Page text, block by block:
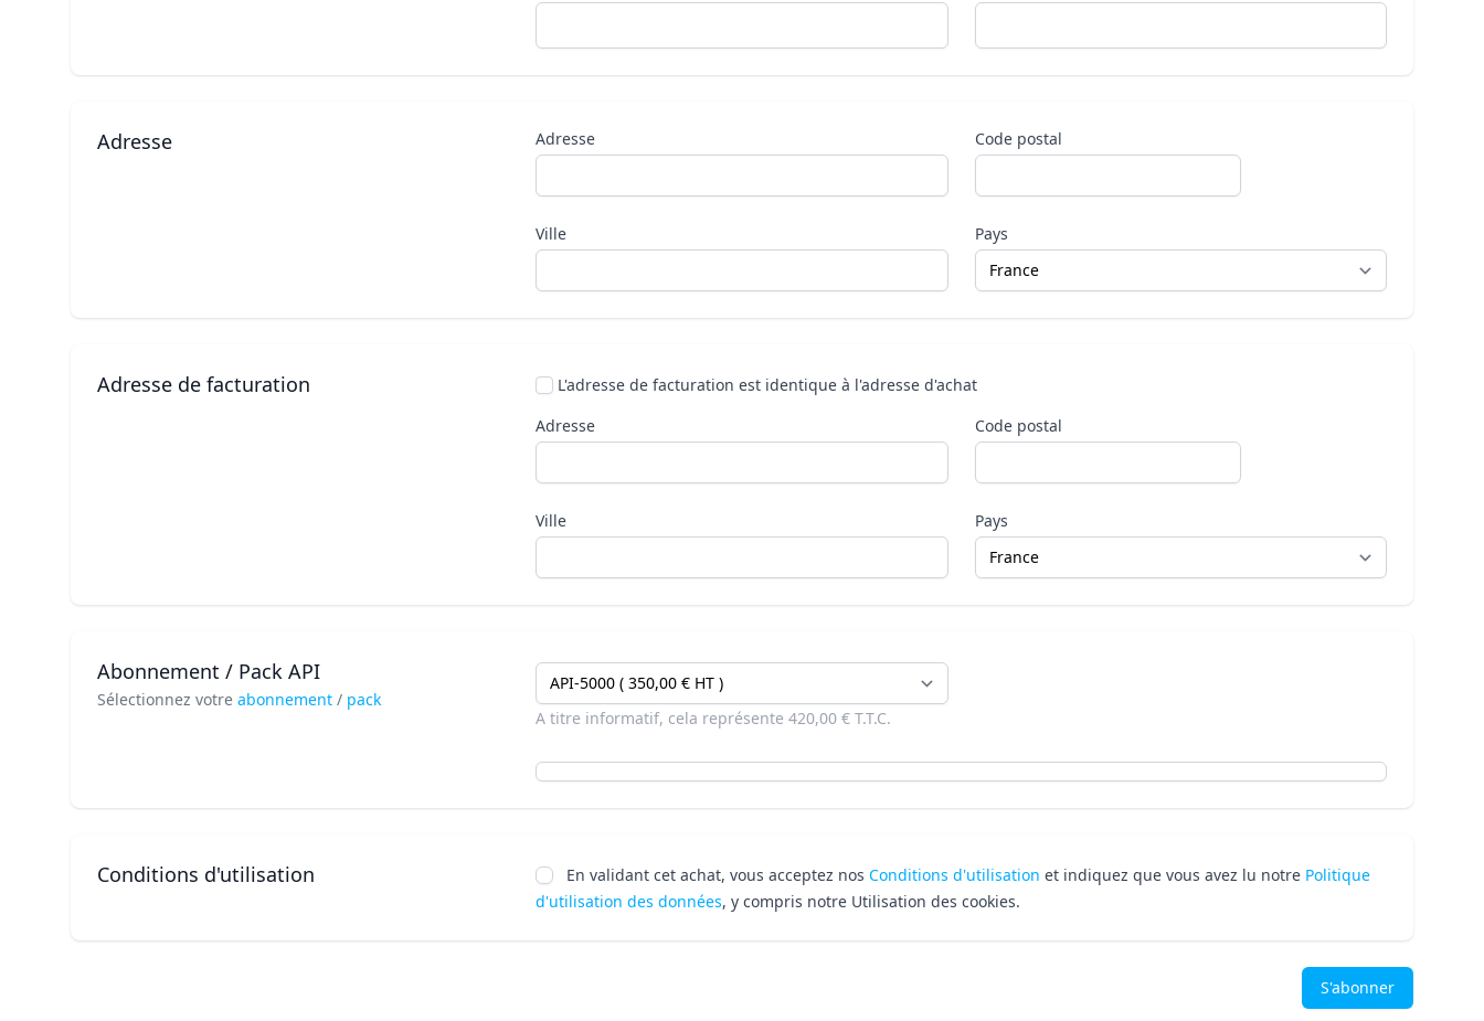
Adresse Adresse Code postal
Ville Pays
Adresse de facturation
L'adresse de facturation est identique à l'adresse d'achat
Adresse
Code postal
Ville Pays
Abonnement / Pack API
Sélectionnez votre abonnement / pack
A titre informatif, cela représente 420,00 € T.T.C.
Conditions d'utilisation En validant cet achat, vous acceptez nosConditions d'utilisation et indiquez que vous avez lu notre Politique
d'utilisation des données, y compris notre Utilisation des cookies.
S'abonner